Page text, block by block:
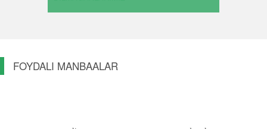
FOYDALI MANBAALAR